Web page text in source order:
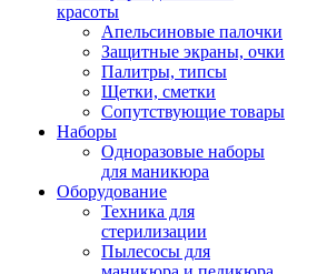
красоты
Апельсиновые палочки
Защитные экраны, очки
Палитры, типсы
Щетки, сметки
Сопутствующие товары
Наборы
Одноразовые наборы
для маникюра
Оборудование
Техника для
стерилизации
Пылесосы для